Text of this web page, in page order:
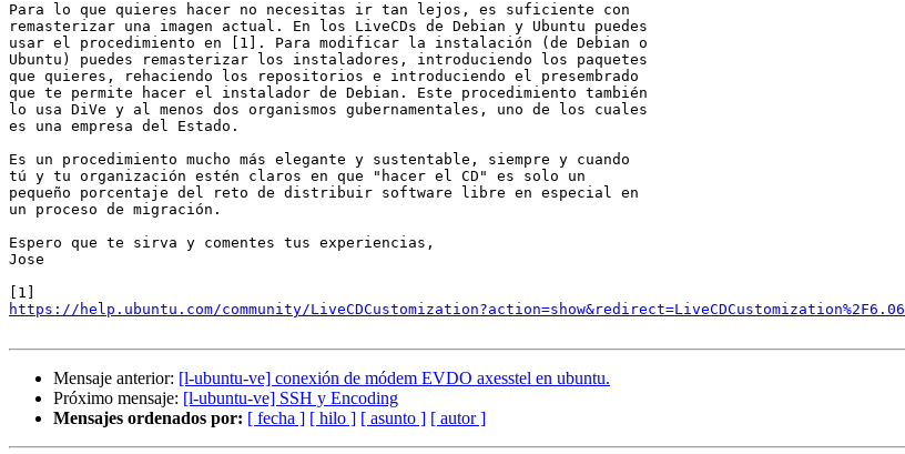
Para lo que quieres hacer no necesitas ir tan lejos, es suficiente con
remasterizar una imagen actual. En los LiveCDs de Debian y Ubuntu puedes
usar el procedimiento en [1]. Para modificar la instalación (de Debian o
Ubuntu) puedes remasterizar los instaladores, introduciendo los paquetes
que quieres, rehaciendo los repositorios e introduciendo el presembrado
que te permite hacer el instalador de Debian. Este procedimiento también
lo usa DiVe y al menos dos organismos gubernamentales, uno de los cuales
es una empresa del Estado.
Es un procedimiento mucho más elegante y sustentable, siempre y cuando
tú y tu organización estén claros en que "hacer el CD" es solo un
pequeño porcentaje del reto de distribuir software libre en especial en
un proceso de migración.
Espero que te sirva y comentes tus experiencias,
Jose
https://help.ubuntu.com/community/LiveCDCustomization?action=show&redirect=LiveCDCustomization%2F6.06
Mensaje anterior: [l-ubuntu-ve] conexión de módem EVDO axesstel en ubuntu.
Próximo mensaje: [l-ubuntu-ve] SSH y Encoding
Mensajes ordenados por: [ fecha ] [ hilo ] [ asunto ] [ autor ]